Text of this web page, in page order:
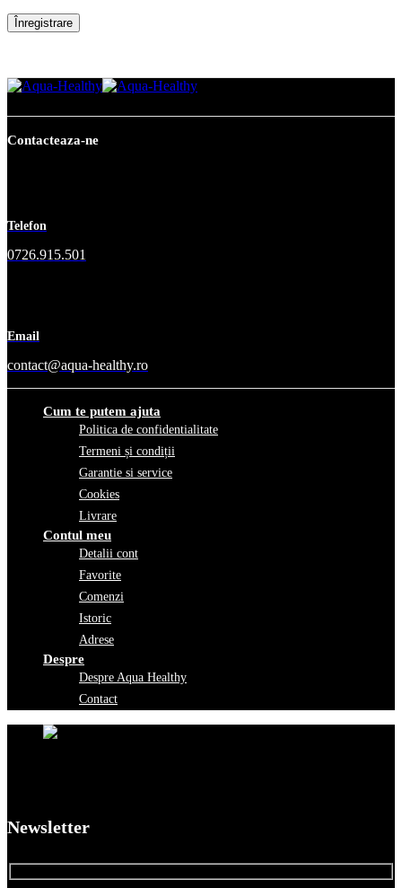
Înregistrare
Contacteaza-ne
Telefon
0726.915.501
Email
contact@aqua-healthy.ro
Cum te putem ajuta
Politica de confidentialitate
Termeni și condiții
Garantie si service
Cookies
Livrare
Contul meu
Detalii cont
Favorite
Comenzi
Istoric
Adrese
Despre
Despre Aqua Healthy
Contact
Newsletter